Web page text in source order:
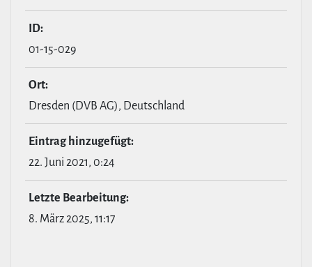
ID:
01-15-029
Ort:
Dresden (DVB AG), Deutschland
Eintrag hin­zu­ge­fügt:
22. Juni 2021, 0:24
Letzte Bear­bei­tung:
8. März 2025, 11:17